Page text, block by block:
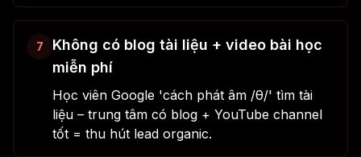
7
Không có blog tài liệu + video bài học
miễn phí
Học viên Google 'cách phát âm /θ/' tìm tài
liệu – trung tâm có blog + YouTube channel
tốt = thu hút lead organic.